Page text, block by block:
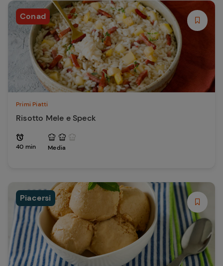
Conad
Primi Piatti
Risotto Mele e Speck
40 min Media
Piacersi